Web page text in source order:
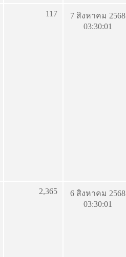
117
7 สิงหาคม 2568
03:30:01
2,365
6 สิงหาคม 2568
03:30:01